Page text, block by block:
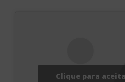
Clique para